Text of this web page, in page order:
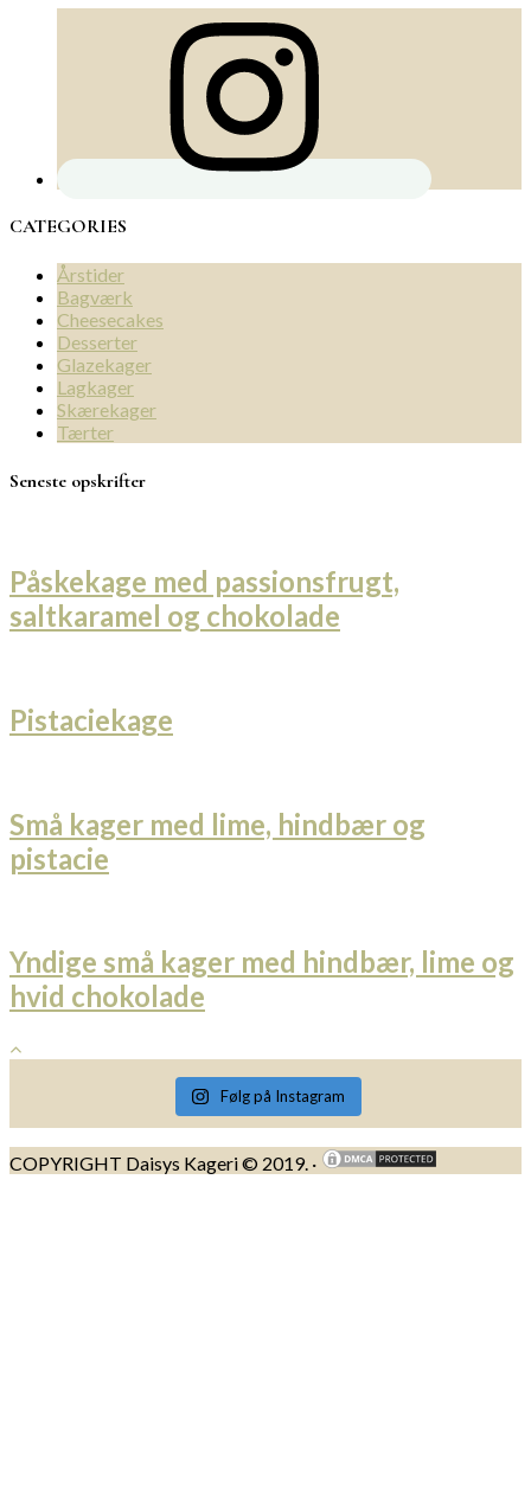
CATEGORIES
Årstider
Bagværk
Cheesecakes
Desserter
Glazekager
Lagkager
Skærekager
Tærter
Seneste opskrifter
Påskekage med passionsfrugt,
saltkaramel og chokolade
Pistaciekage
Små kager med lime, hindbær og
pistacie
Yndige små kager med hindbær, lime og
hvid chokolade
Følg på Instagram
COPYRIGHT Daisys Kageri © 2019. ·